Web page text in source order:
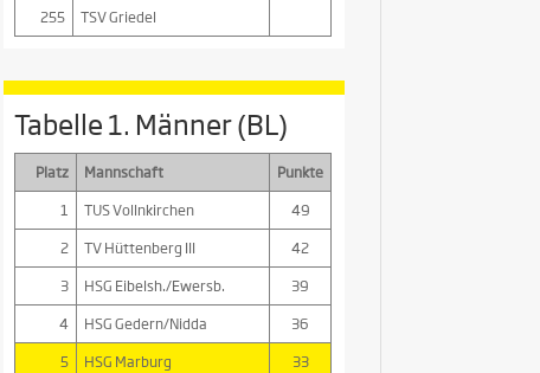
255
TSV Griedel
Tabelle 1. Männer (BL)
Platz Mannschaft
Punkte
1
TUS Vollnkirchen
49
2
TV Hüttenberg III
42
3
HSG Eibelsh./Ewersb.
39
4
HSG Gedern/Nidda
36
5
HSG Marburg
33